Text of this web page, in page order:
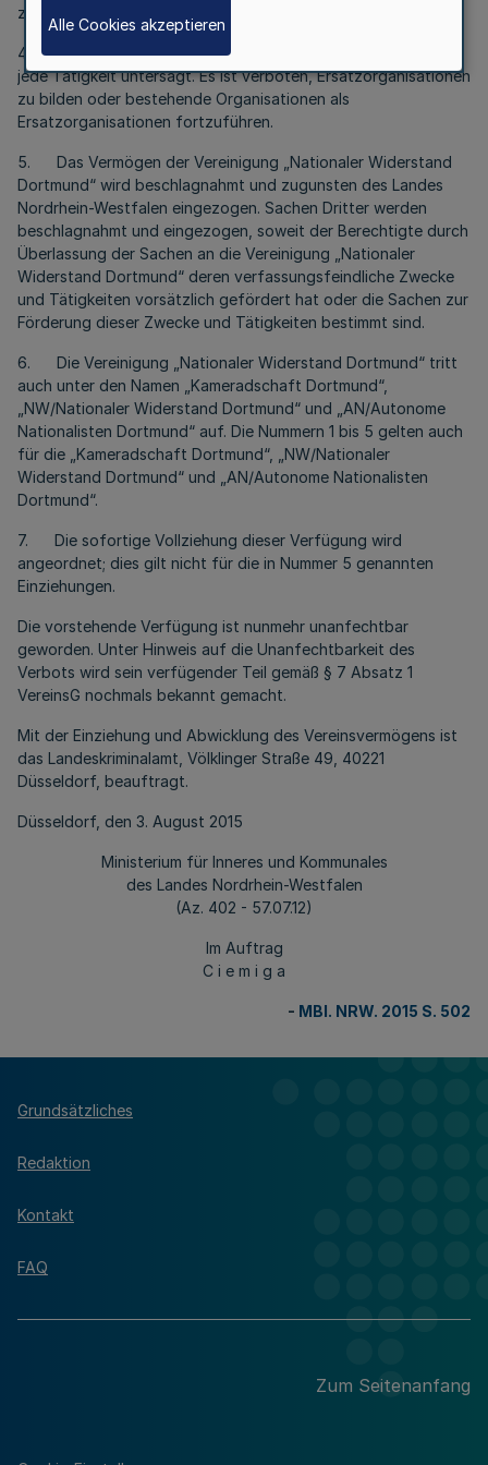
zu verwenden.
4. Der Vereinigung „Nationaler Widerstand Dortmund“ ist
jede Tätigkeit untersagt. Es ist verboten, Ersatzorganisationen
zu bilden oder bestehende Organisationen als
Ersatzorganisationen fortzuführen.
5. Das Vermögen der Vereinigung „Nationaler Widerstand
Dortmund“ wird beschlagnahmt und zugunsten des Landes
Nordrhein-Westfalen eingezogen. Sachen Dritter werden
beschlagnahmt und eingezogen, soweit der Berechtigte durch
Überlassung der Sachen an die Vereinigung „Nationaler
Widerstand Dortmund“ deren verfassungsfeindliche Zwecke
und Tätigkeiten vorsätzlich gefördert hat oder die Sachen zur
Förderung dieser Zwecke und Tätigkeiten bestimmt sind.
6. Die Vereinigung „Nationaler Widerstand Dortmund“ tritt
auch unter den Namen „Kameradschaft Dortmund“,
„NW/Nationaler Widerstand Dortmund“ und „AN/Autonome
Nationalisten Dortmund“ auf. Die Nummern 1 bis 5 gelten auch
für die „Kameradschaft Dortmund“, „NW/Nationaler
Widerstand Dortmund“ und „AN/Autonome Nationalisten
Dortmund“.
7. Die sofortige Vollziehung dieser Verfügung wird
angeordnet; dies gilt nicht für die in Nummer 5 genannten
Einziehungen.
Die vorstehende Verfügung ist nunmehr unanfechtbar
geworden. Unter Hinweis auf die Unanfechtbarkeit des
Verbots wird sein verfügender Teil gemäß § 7 Absatz 1
VereinsG nochmals bekannt gemacht.
Mit der Einziehung und Abwicklung des Vereinsvermögens ist
das Landeskriminalamt, Völklinger Straße 49, 40221
Düsseldorf, beauftragt.
Düsseldorf, den 3. August 2015
Ministerium für Inneres und Kommunales
des Landes Nordrhein-Westfalen
(Az. 402 - 57.07.12)
Im Auftrag
C i e m i g a
- MBl. NRW. 2015 S. 502
Grundsätzliches
Redaktion
Kontakt
FAQ
Zum Seitenanfang
Alle Cookies akzeptieren